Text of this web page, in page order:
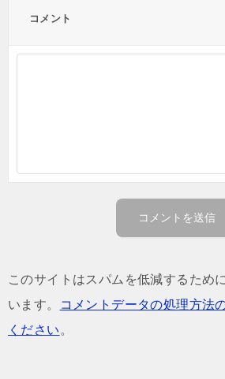
コメント
このサイトはスパムを低減するため
います。
コメントデータの処理方法
ください 。